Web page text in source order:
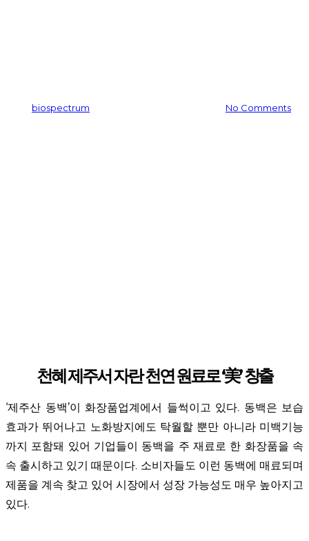
biospectrum No Comments
천혜 제주서 자란 천연 원료로 ‘美’ 창출
‘제주산 동백’이 화장품업계에서 들썩이고 있다. 동백은 보습
효과가 뛰어나고 노화방지에도 탁월할 뿐만 아니라 미백기능
까지 포함돼 있어 기업들이 동백을 주 재료로 한 화장품을 속
속 출시하고 있기 때문이다. 소비자들도 이런 동백에 매료되며
제품을 계속 찾고 있어 시장에서 성장 가능성도 매우 높아지고
있다.